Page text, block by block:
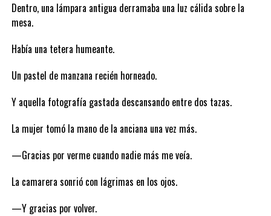
Dentro, una lámpara antigua derramaba una luz cálida sobre la
mesa.
Había una tetera humeante.
Un pastel de manzana recién horneado.
Y aquella fotografía gastada descansando entre dos tazas.
La mujer tomó la mano de la anciana una vez más.
—Gracias por verme cuando nadie más me veía.
La camarera sonrió con lágrimas en los ojos.
—Y gracias por volver.